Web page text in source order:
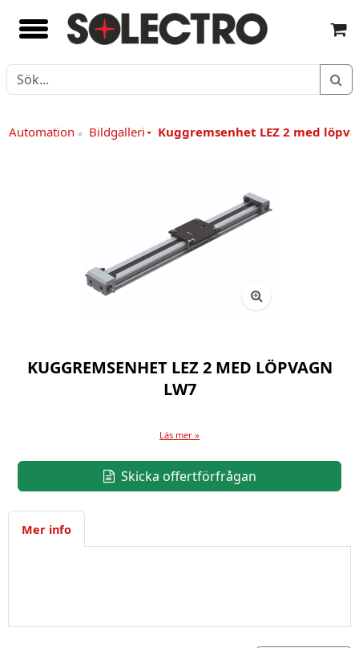
Automation » Bildgalleri Kuggremsenhet LEZ 2 med
KUGGREMSENHET LEZ 2 MED LÖPVAGN
LW7
Läs mer »
Skicka offertförfrågan
Mer info